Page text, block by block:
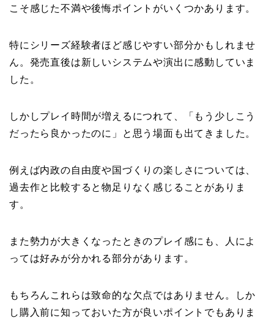
こそ感じた不満や後悔ポイントがいくつかあります。
特にシリーズ経験者ほど感じやすい部分かもしれませ
ん。発売直後は新しいシステムや演出に感動していま
した。
しかしプレイ時間が増えるにつれて、「もう少しこう
だったら良かったのに」と思う場面も出てきました。
例えば内政の自由度や国づくりの楽しさについては、
過去作と比較すると物足りなく感じることがありま
す。
また勢力が大きくなったときのプレイ感にも、人によ
っては好みが分かれる部分があります。
もちろんこれらは致命的な欠点ではありません。しか
し購入前に知っておいた方が良いポイントでもありま